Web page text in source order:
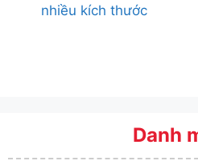
nhiều kích thước
Danh